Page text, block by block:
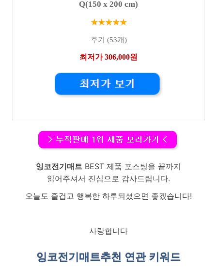
Q(150 x 200 cm)
★★★★★
후기 (53개)
최저가 306,000원
잉코전기매트 BEST 제품 포스팅을 끝까지
읽어주셔서 진심으로 감사드립니다.
오늘도 즐겁고 행복한 하루되셨으면 좋겠습니다!
사랑합니다
잉코전기매트추천 연관 키워드